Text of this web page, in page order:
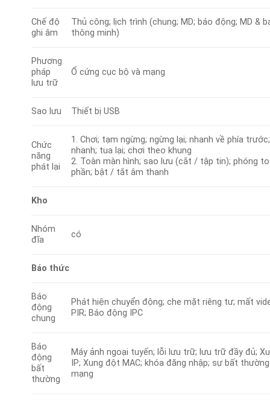
Chế độ
ghi âm
Thủ công; lịch trình (chung; MD; báo động; MD &
thông minh)
Phương
pháp
lưu trữ
Ổ cứng cục bộ và mạng
Sao lưu Thiết bị USB
Chức
năng
phát lại
1. Chơi; tạm ngừng; ngừng lại; nhanh về phía
nhanh; tua lại; chơi theo khung
2. Toàn màn hình; sao lưu (cắt / tập tin); phóng
phần; bật / tắt âm thanh
Kho
Nhóm
đĩa
có
Báo thức
Báo
động
chung
Phát hiện chuyển động; che mặt riêng tư; mất
PIR; Báo động IPC
Báo
động
bất
thường
Máy ảnh ngoại tuyến; lỗi lưu trữ; lưu trữ đầy đủ;
IP; Xung đột MAC; khóa đăng nhập; sự bất
mạng